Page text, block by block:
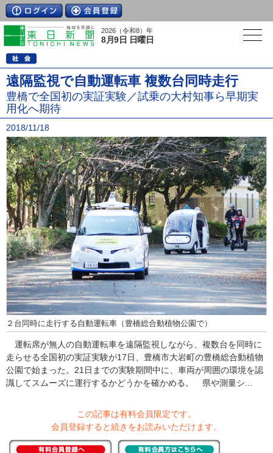
2026（令和8）年
8月9日 日曜日
遠隔監視で自動運転車 複数台同時走行
豊橋で全国初の実証実験／試乗の大村知事ら早期実
用化へ期待
2018/11/18
２台同時に走行する自動運転車（豊橋総合動植物公園で）
運転席が無人の自動運転車を遠隔監視しながら、複数台を同時に
走らせる全国初の実証実験が17日、豊橋市大岩町の豊橋総合動植物
公園で始まった。21日までの実験期間中に、車両が周囲の環境を認
識してスムーズに運行するかどうかを確かめる。 県や測量シ...
この記事は有料会員限定です。
会員登録すると続きをお読みいただけます。